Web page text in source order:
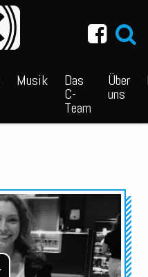
Musik Das
C-
Team
Über
uns
Audio-
Player